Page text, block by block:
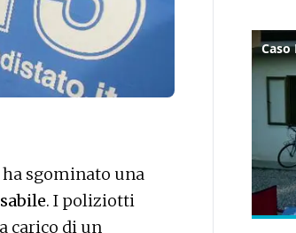
sgominato una
. I poliziotti
carico di un